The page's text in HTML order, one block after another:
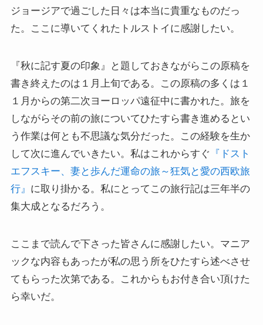
スペイン編
リンク集
ジョージアで過ごした日々は本当に貴重なものだっ
た。ここに導いてくれたトルストイに感謝したい。
『秋に記す夏の印象』と題しておきながらこの原稿を
書き終えたのは１月上旬である。この原稿の多くは１
１月からの第二次ヨーロッパ遠征中に書かれた。旅を
しながらその前の旅についてひたすら書き進めるとい
う作業は何とも不思議な気分だった。この経験を生か
して次に進んでいきたい。私はこれからすぐ
『ドスト
エフスキー、妻と歩んだ運命の旅～狂気と愛の西欧旅
行』 に取り掛かる。私にとってこの旅行記は三年半の
集大成となるだろう。
ここまで読んで下さった皆さんに感謝したい。マニア
ックな内容もあったが私の思う所をひたすら述べさせ
てもらった次第である。これからもお付き合い頂けた
ら幸いだ。